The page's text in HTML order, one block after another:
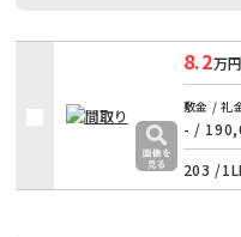
8.2万円
敷金 / 礼
- /
203 /